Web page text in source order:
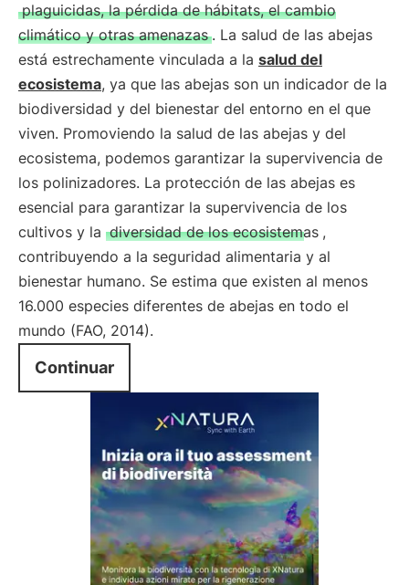
plaguicidas, la pérdida de hábitats, el cambio
climático y otras amenazas . La salud de las abejas
está estrechamente vinculada a la salud del
ecosistema, ya que las abejas son un indicador de la
biodiversidad y del bienestar del entorno en el que
viven. Promoviendo la salud de las abejas y del
ecosistema, podemos garantizar la supervivencia de
los polinizadores. La protección de las abejas es
esencial para garantizar la supervivencia de los
cultivos y la diversidad de los ecosistemas ,
contribuyendo a la seguridad alimentaria y al
bienestar humano. Se estima que existen al menos
16.000 especies diferentes de abejas en todo el
mundo (FAO, 2014).
Continuar